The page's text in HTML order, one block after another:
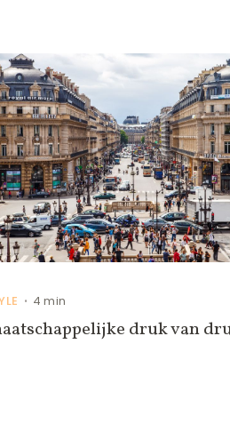
• 4 min
druk van